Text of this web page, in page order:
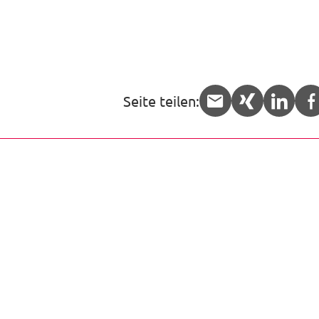
Seite teilen: